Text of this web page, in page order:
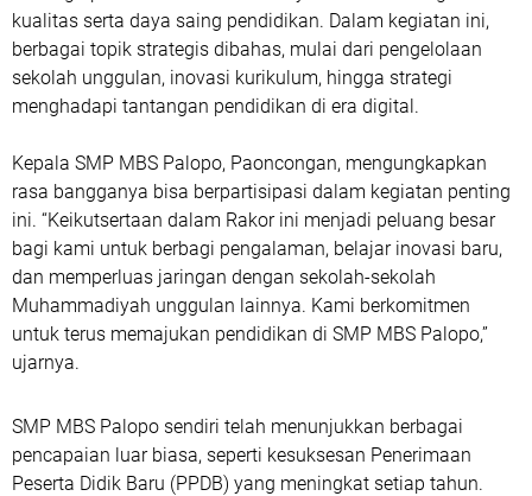
kualitas serta daya saing pendidikan. Dalam kegiatan ini,
berbagai topik strategis dibahas, mulai dari pengelolaan
sekolah unggulan, inovasi kurikulum, hingga strategi
menghadapi tantangan pendidikan di era digital.
Kepala SMP MBS Palopo, Paoncongan, mengungkapkan
rasa bangganya bisa berpartisipasi dalam kegiatan penting
ini. “Keikutsertaan dalam Rakor ini menjadi peluang besar
bagi kami untuk berbagi pengalaman, belajar inovasi baru,
dan memperluas jaringan dengan sekolah-sekolah
Muhammadiyah unggulan lainnya. Kami berkomitmen
untuk terus memajukan pendidikan di SMP MBS Palopo,”
ujarnya.
SMP MBS Palopo sendiri telah menunjukkan berbagai
pencapaian luar biasa, seperti kesuksesan Penerimaan
Peserta Didik Baru (PPDB) yang meningkat setiap tahun.